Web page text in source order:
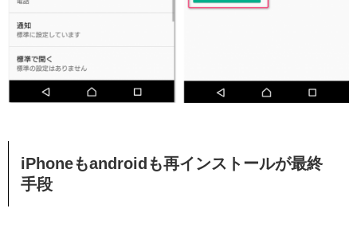
iPhoneもandroidも再インストールが最終
手段